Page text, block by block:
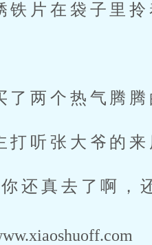
片在袋子里拎
两个热气腾腾
听张大爷的来
还真去了啊，